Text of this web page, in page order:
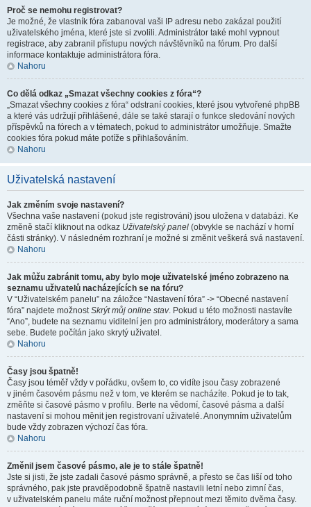
Proč se nemohu registrovat?
Je možné, že vlastník fóra zabanoval vaši IP adresu nebo zakázal použití
uživatelského jména, které jste si zvolili. Administrátor také mohl vypnout
registrace, aby zabranil přístupu nových návštěvníků na fórum. Pro další
informace kontaktuje administrátora fóra.
Nahoru
Co dělá odkaz „Smazat všechny cookies z fóra“?
„Smazat všechny cookies z fóra“ odstraní cookies, které jsou vytvořené phpBB
a které vás udržují přihlášené, dále se také starají o funkce sledování nových
příspěvků na fórech a v tématech, pokud to administrátor umožňuje. Smažte
cookies fóra pokud máte potíže s přihlašováním.
Nahoru
Uživatelská nastavení
Jak změním svoje nastavení?
Všechna vaše nastavení (pokud jste registrováni) jsou uložena v databázi. Ke
změně stačí kliknout na odkaz Uživatelský panel (obvykle se nachází v horní
části stránky). V následném rozhraní je možné si změnit veškerá svá nastavení.
Nahoru
Jak můžu zabránit tomu, aby bylo moje uživatelské jméno zobrazeno na
seznamu uživatelů nacházejících se na fóru?
V “Uživatelském panelu” na záložce “Nastavení fóra” -> “Obecné nastavení
fóra” najdete možnostSkrýt můj online stav. Pokud u této možnosti nastavíte
“Ano”, budete na seznamu viditelní jen pro administrátory, moderátory a sama
sebe. Budete počítán jako skrytý uživatel.
Nahoru
Časy jsou špatně!
Časy jsou téměř vždy v pořádku, ovšem to, co vidíte jsou časy zobrazené
v jiném časovém pásmu než v tom, ve kterém se nacházíte. Pokud je to tak,
změňte si časové pásmo v profilu. Berte na vědomí, časové pásma a další
nastavení si mohou měnit jen registrovaní uživatelé. Anonymním uživatelům
bude vždy zobrazen výchozí čas fóra.
Nahoru
Změnil jsem časové pásmo, ale je to stále špatně!
Jste si jisti, že jste zadali časové pásmo správně, a přesto se čas liší od toho
správného, pak jste pravděpodobně špatně nastavili letní nebo zimní čas,
v uživatelském panelu máte ruční možnost přepnout mezi těmito dvěma časy.